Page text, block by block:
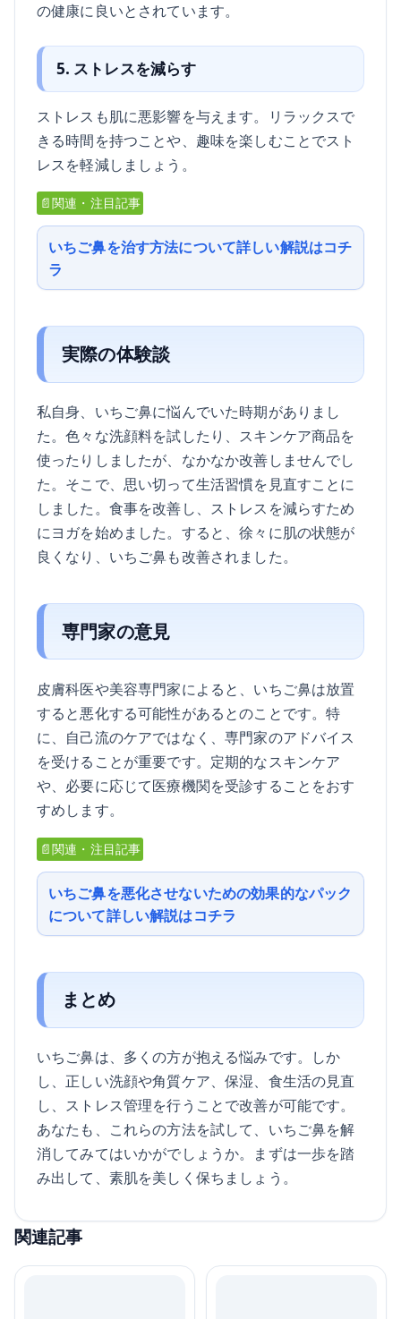
の健康に良いとされています。
5. ストレスを減らす
ストレスも肌に悪影響を与えます。リラックスで
きる時間を持つことや、趣味を楽しむことでスト
レスを軽減しましょう。
📄関連・注目記事
いちご鼻を治す方法について詳しい解説はコチ
ラ
実際の体験談
私自身、いちご鼻に悩んでいた時期がありまし
た。色々な洗顔料を試したり、スキンケア商品を
使ったりしましたが、なかなか改善しませんでし
た。そこで、思い切って生活習慣を見直すことに
しました。食事を改善し、ストレスを減らすため
にヨガを始めました。すると、徐々に肌の状態が
良くなり、いちご鼻も改善されました。
専門家の意見
皮膚科医や美容専門家によると、いちご鼻は放置
すると悪化する可能性があるとのことです。特
に、自己流のケアではなく、専門家のアドバイス
を受けることが重要です。定期的なスキンケア
や、必要に応じて医療機関を受診することをおす
すめします。
📄関連・注目記事
いちご鼻を悪化させないための効果的なパック
について詳しい解説はコチラ
まとめ
いちご鼻は、多くの方が抱える悩みです。しか
し、正しい洗顔や角質ケア、保湿、食生活の見直
し、ストレス管理を行うことで改善が可能です。
あなたも、これらの方法を試して、いちご鼻を解
消してみてはいかがでしょうか。まずは一歩を踏
み出して、素肌を美しく保ちましょう。
関連記事